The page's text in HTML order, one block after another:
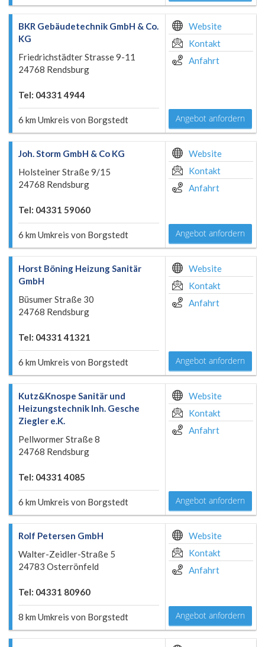
BKR Gebäudetechnik GmbH & Co.
KG
Friedrichstädter Strasse 9-11
24768 Rendsburg
Tel: 04331 4944
6 km Umkreis von Borgstedt
Website
Kontakt
Anfahrt
Angebot anfordern
Joh. Storm GmbH & Co KG
Holsteiner Straße 9/15
24768 Rendsburg
Tel: 04331 59060
6 km Umkreis von Borgstedt
Website
Kontakt
Anfahrt
Angebot anfordern
Horst Böning Heizung Sanitär
GmbH
Büsumer Straße 30
24768 Rendsburg
Tel: 04331 41321
6 km Umkreis von Borgstedt
Website
Kontakt
Anfahrt
Angebot anfordern
Kutz&Knospe Sanitär und
Heizungstechnik Inh. Gesche
Ziegler e.K.
Pellwormer Straße 8
24768 Rendsburg
Tel: 04331 4085
6 km Umkreis von Borgstedt
Website
Kontakt
Anfahrt
Angebot anfordern
Rolf Petersen GmbH
Walter-Zeidler-Straße 5
24783 Osterrönfeld
Tel: 04331 80960
8 km Umkreis von Borgstedt
Website
Kontakt
Anfahrt
Angebot anfordern